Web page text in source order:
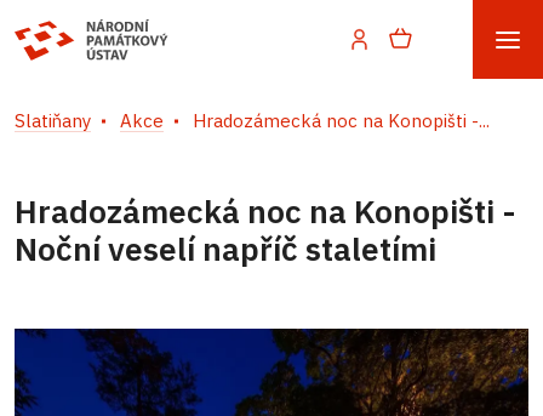
Slatiňany Akce Hradozámecká noc na Konopišti -...
Hradozámecká noc na Konopišti -
Noční veselí napříč staletími